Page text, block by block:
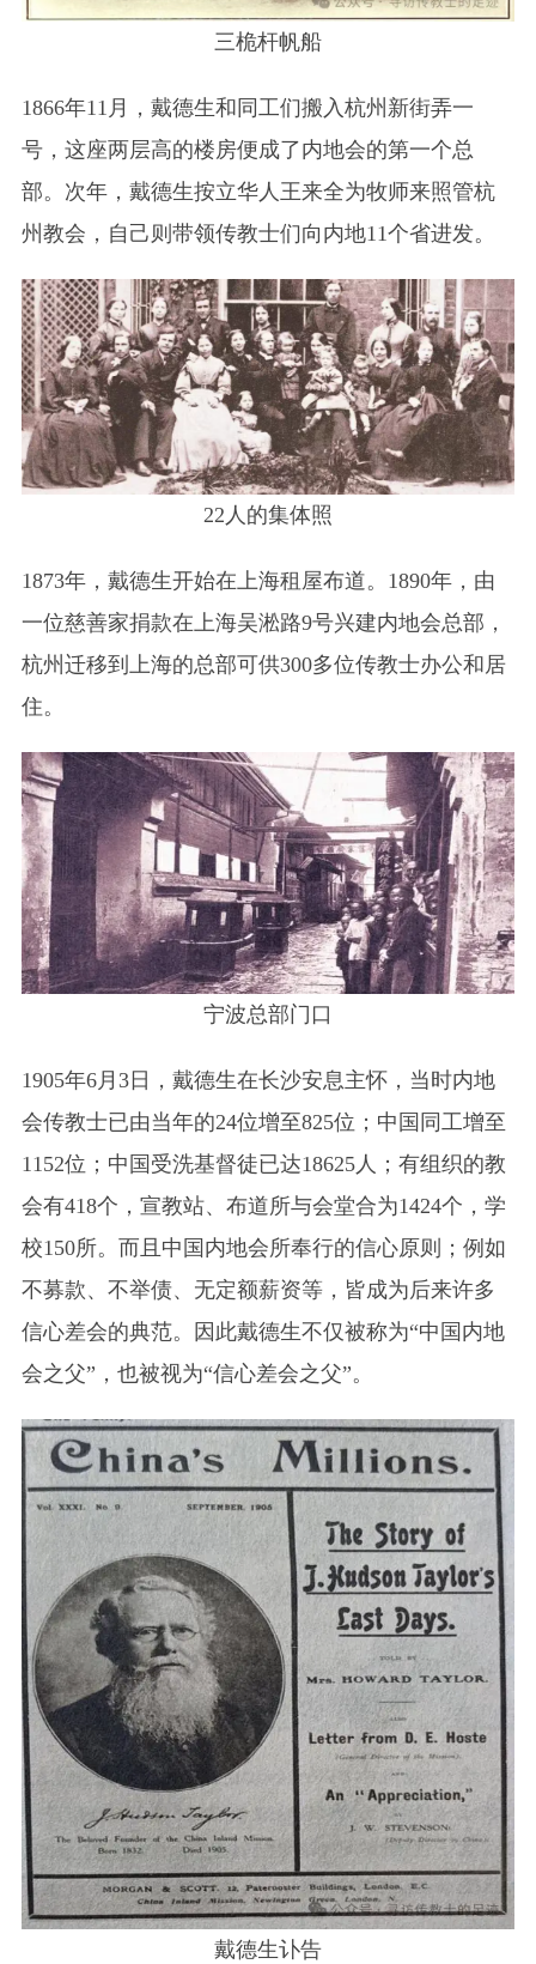
三桅杆帆船
1866年11月，戴德生和同工们搬入杭州新街弄一
号，这座两层高的楼房便成了内地会的第一个总
部。次年，戴德生按立华人王来全为牧师来照管杭
州教会，自己则带领传教士们向内地11个省进发。
22人的集体照
1873年，戴德生开始在上海租屋布道。1890年，由
一位慈善家捐款在上海吴淞路9号兴建内地会总部，
杭州迁移到上海的总部可供300多位传教士办公和居
住。
宁波总部门口
1905年6月3日，戴德生在长沙安息主怀，当时内地
会传教士已由当年的24位增至825位；中国同工增至
1152位；中国受洗基督徒已达18625人；有组织的教
会有418个，宣教站、布道所与会堂合为1424个，学
校150所。而且中国内地会所奉行的信心原则；例如
不募款、不举债、无定额薪资等，皆成为后来许多
信心差会的典范。因此戴德生不仅被称为“中国内地
会之父”，也被视为“信心差会之父”。
戴德生讣告